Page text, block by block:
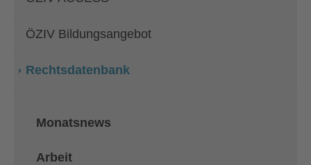
ÖZIV Bildungsangebot
Rechtsdatenbank
Monatsnews
Arbeit